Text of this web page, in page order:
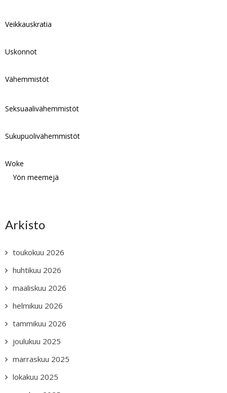
Veikkauskratia
Uskonnot
Vähemmistöt
Seksuaalivähemmistöt
Sukupuolivähemmistöt
Woke
Yön meemejä
Arkisto
toukokuu 2026
huhtikuu 2026
maaliskuu 2026
helmikuu 2026
tammikuu 2026
joulukuu 2025
marraskuu 2025
lokakuu 2025